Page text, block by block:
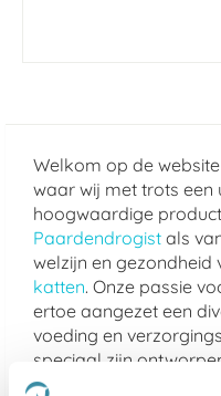
Welkom op de
waar wij met trots een
hoogwaardige
Paardendrogist als
welzijn en gezondheid
katten. Onze passie
ertoe aangezet een
voeding en
speciaal zijn
uw geliefde viervoeters